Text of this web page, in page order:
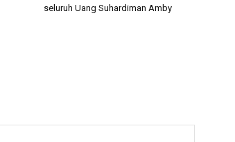
seluruh Uang Suhardiman Amby